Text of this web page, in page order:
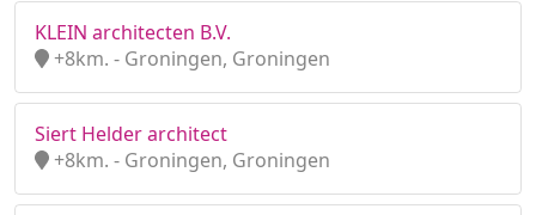
KLEIN architecten B.V.
+8km. - Groningen, Groningen
Siert Helder architect
+8km. - Groningen, Groningen